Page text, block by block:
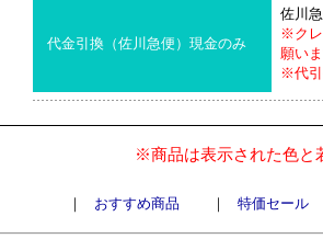
代金引換（佐川急便）現金のみ
佐川
※クレ
願いま
※代引
※商品は表示された色と
｜ おすすめ商品 ｜ 特価セール